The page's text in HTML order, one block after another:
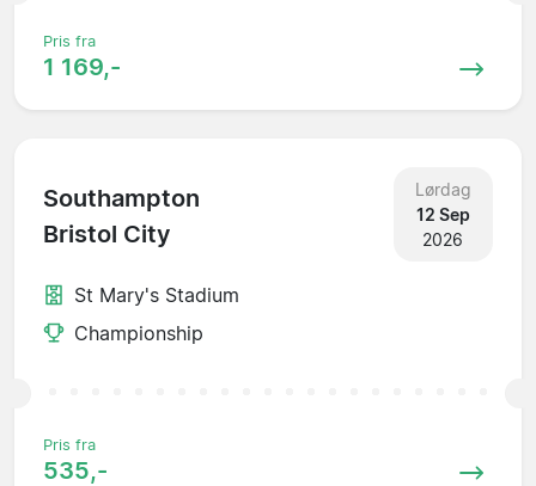
Pris fra
1 169,-
Southampton
Bristol City
Lørdag
12 Sep
2026
St Mary's Stadium
Championship
Pris fra
535,-